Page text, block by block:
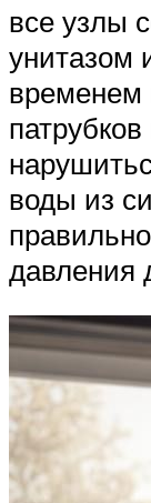
все узлы
унитазом
временем
воды из
давления